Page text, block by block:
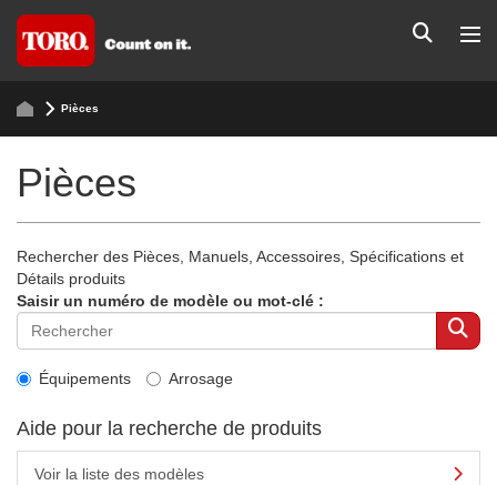
Pièces
Pièces
Rechercher des Pièces, Manuels, Accessoires, Spécifications et
Détails produits
Saisir un numéro de modèle ou mot-clé :
Équipements Arrosage
Aide pour la recherche de produits
Voir la liste des modèles